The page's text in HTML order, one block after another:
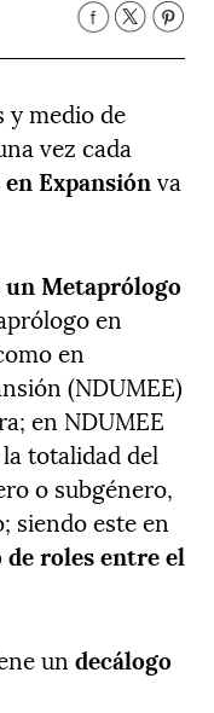
medio de
vez cada
Expansiónva
Metaprólogo
en
en
(NDUMEE)
en NDUMEE
totalidad del
o subgénero,
siendo este en
de roles entre el
undecálogo